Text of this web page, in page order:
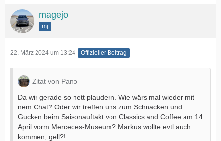
magejo
mj
22. März 2024 um 13:24 Offizieller Beitrag
Zitat von Pano
Da wir gerade so nett plaudern. Wie wärs mal wieder mit
nem Chat? Oder wir treffen uns zum Schnacken und
Gucken beim Saisonauftakt von Classics and Coffee am 14.
April vorm Mercedes-Museum? Markus wollte evtl auch
kommen, gell?!